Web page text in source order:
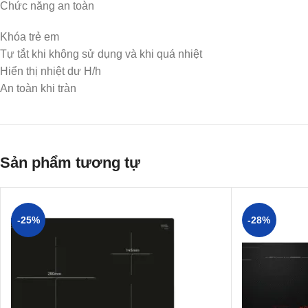
Chức năng an toàn
Khóa trẻ em
Tự tắt khi không sử dụng và khi quá nhiệt
Hiển thị nhiệt dư H/h
An toàn khi tràn
Sản phẩm tương tự
-25% -28%